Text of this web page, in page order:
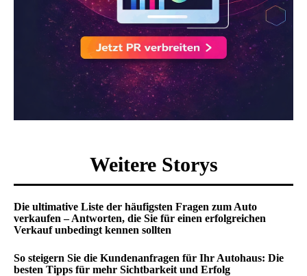
Weitere Storys
Die ultimative Liste der häufigsten Fragen zum Auto
verkaufen – Antworten, die Sie für einen erfolgreichen
Verkauf unbedingt kennen sollten
So steigern Sie die Kundenanfragen für Ihr Autohaus: Die
besten Tipps für mehr Sichtbarkeit und Erfolg